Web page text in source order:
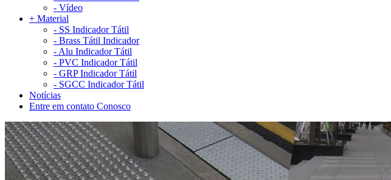
- Vídeo
+ Material
- SS Indicador Tátil
- Brass Tátil Indicador
- Alu Indicador Tátil
- PVC Indicador Tátil
- GRP Indicador Tátil
- SGCC Indicador Tátil
Notícias
Entre em contato Conosco